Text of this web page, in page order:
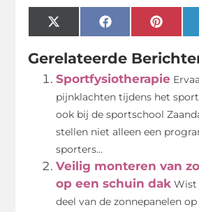
X
(Twitter)
Facebook
Gerelateerde
Sportfysiotherapie
pijnklachten tijdens het
ook bij de sportschool
stellen niet alleen een
sporters...
Veilig monteren van
op een schuin dak Wist
deel van de zonnepanelen